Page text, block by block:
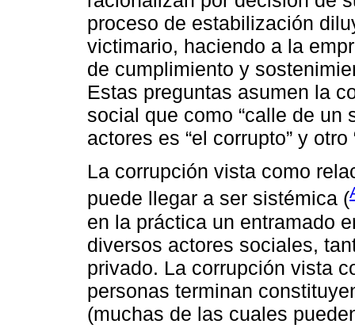
proceso de estabilización
victimario, haciendo a la
de cumplimiento y
Estas preguntas asumen la
social que como “calle de un
actores es “el corrupto” y otro
La corrupción vista como
puede llegar a ser sistémica (
en la práctica un entramado
diversos actores sociales,
privado. La corrupción vista
personas terminan
(muchas de las cuales